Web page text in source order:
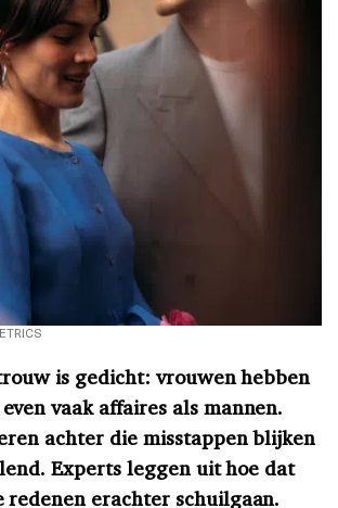
is gedicht: vrouwen hebben
vaak affaires als mannen.
achter die misstappen blijken
Experts leggen uit hoe dat
redenen erachter schuilgaan.